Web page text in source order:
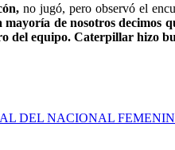
no jugó, pero observó el
de nosotros decimos
del equipo. Caterpillar hizo
DEL NACIONAL